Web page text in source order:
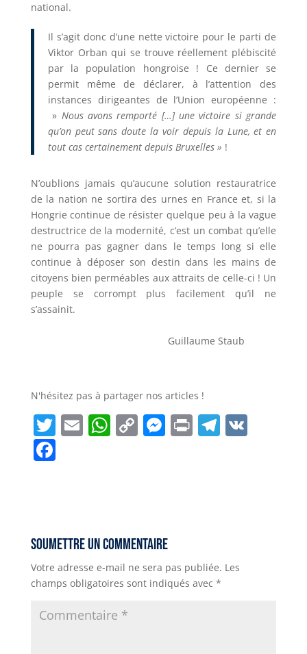
national.
Il s’agit donc d’une nette victoire pour le parti de
Viktor Orban qui se trouve réellement plébiscité
par la population hongroise ! Ce dernier se
permit même de déclarer, à l’attention des
instances dirigeantes de l’Union européenne :
» Nous avons remporté […] une victoire si grande
qu’on peut sans doute la voir depuis la Lune, et en
tout cas certainement depuis Bruxelles » !
N’oublions jamais qu’aucune solution restauratrice
de la nation ne sortira des urnes en France et, si la
Hongrie continue de résister quelque peu à la vague
destructrice de la modernité, c’est un combat qu’elle
ne pourra pas gagner dans le temps long si elle
continue à déposer son destin dans les mains de
citoyens bien perméables aux attraits de celle-ci ! Un
peuple se corrompt plus facilement qu’il ne
s’assainit.
Guillaume Staub
N'hésitez pas à partager nos articles !
T
w
it
r
E W
p
p
C
n
k
M
g
e
r
P T
m
V
F
b
o
o
Soumettre un commentaire
Votre adresse e-mail ne sera pas publiée. Les
champs obligatoires sont indiqués avec *